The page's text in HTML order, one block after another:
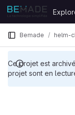
Skip to content
GitLab
Ce projet est
projet sont en
Bemade helm-